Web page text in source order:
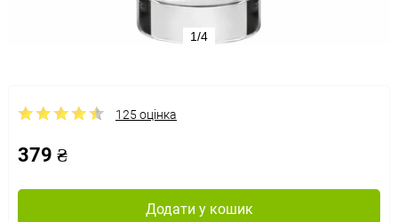
1/4
125 оцінка
379 ₴
Додати у кошик